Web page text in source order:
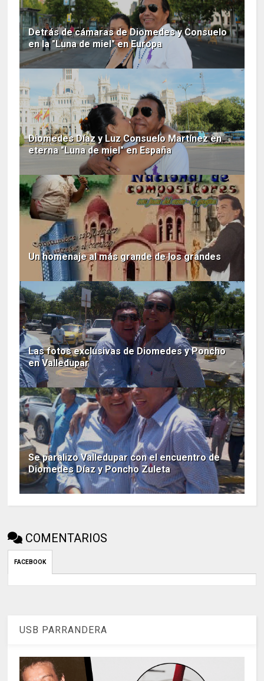
Detrás de cámaras de Diomedes y Consuelo
en la "Luna de miel" en Europa
Diomedes Díaz y Luz Consuelo Martínez en
eterna "Luna de miel" en España
Un homenaje al más grande de los grandes
Las fotos exclusivas de Diomedes y Poncho
en Valledupar
Se paralizo Valledupar con el encuentro de
Diomedes Díaz y Poncho Zuleta
COMENTARIOS
FACEBOOK
USB PARRANDERA